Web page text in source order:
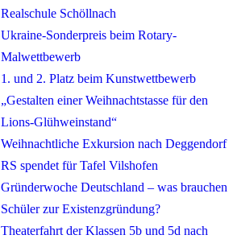
Realschule Schöllnach
Ukraine-Sonderpreis beim Rotary-
Malwettbewerb
1. und 2. Platz beim Kunstwettbewerb
„Gestalten einer Weihnachtstasse für den
Lions-Glühweinstand“
Weihnachtliche Exkursion nach Deggendorf
RS spendet für Tafel Vilshofen
Gründerwoche Deutschland – was brauchen
Schüler zur Existenzgründung?
Theaterfahrt der Klassen 5b und 5d nach